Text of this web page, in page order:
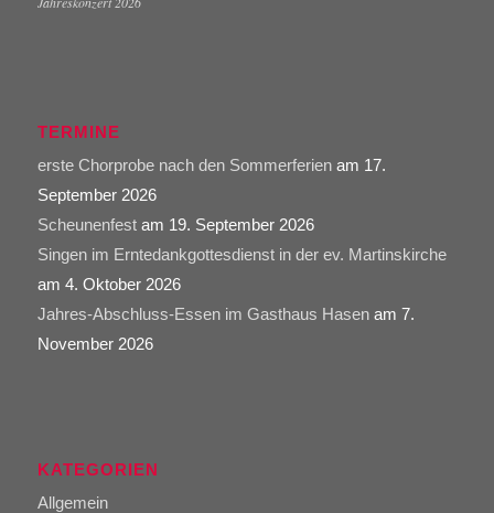
TERMINE
erste Chorprobe nach den Sommerferienam 17.
September 2026
Scheunenfestam 19. September 2026
Singen im Erntedankgottesdienst in der ev. Martinskirche
am 4. Oktober 2026
Jahres-Abschluss-Essen im Gasthaus Hasenam 7.
November 2026
KATEGORIEN
Allgemein